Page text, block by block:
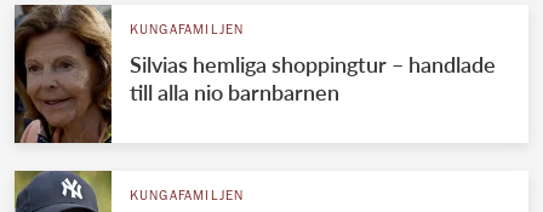
KUNGAFAMILJEN
Silvias hemliga shoppingtur – handlade
till alla nio barnbarnen
KUNGAFAMILJEN